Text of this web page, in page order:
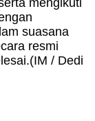
suasana
resmi
/ Dedi